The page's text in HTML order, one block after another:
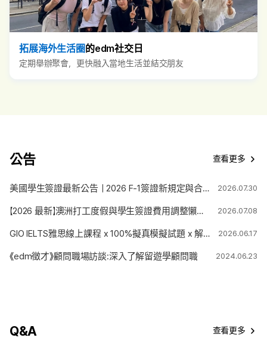
拓展海外生活圈的edm社交日
定期舉辦聚會，更快融入當地生活並結交朋友
公告 查看更多
美國學生簽證最新公告｜2026 F-1簽證新規定與合法停留期限變更解析 2026.07.30
【2026 最新】澳洲打工度假與學生簽證費用調整懶人包 2026.07.08
GIO IELTS雅思線上課程 x 100%擬真模擬試題 x 解題技巧 2026.06.17
《edm徵才》顧問職場訪談:深入了解留遊學顧問職 2024.06.23
Q&A 查看更多